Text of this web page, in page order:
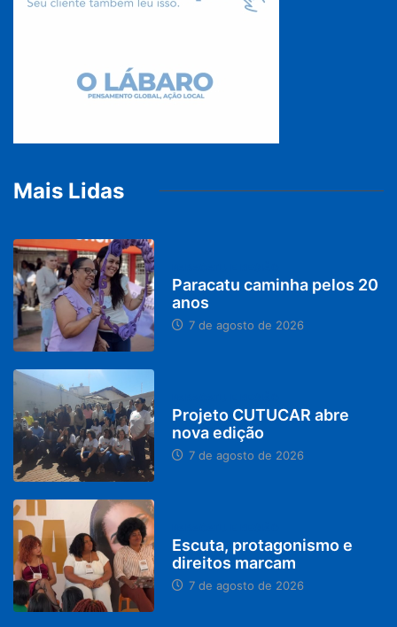
Mais Lidas
Paracatu caminha pelos 20
anos
7 de agosto de 2026
Projeto CUTUCAR abre
nova edição
7 de agosto de 2026
Escuta, protagonismo e
direitos marcam
7 de agosto de 2026